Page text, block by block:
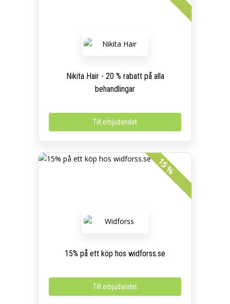
Nikita Hair - 20 % rabatt på alla
behandlingar
Till erbjudandet
15 %
15% på ett köp hos widforss.se
Till erbjudandet